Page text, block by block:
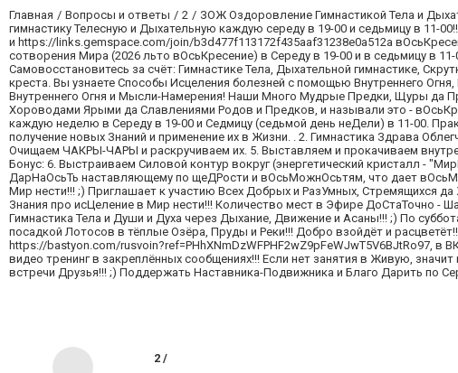
Главная Вопросы и ответы 2
ЗОЖ Оздоровление Гимнастикой Тела и
гимнастику Телесную и Дыхательную каждую середу в 19-00 и седьмицу в 11-
и https://links.gemspace.com/join/b3d477f113172f435aaf31238e0a512a
сотворения Мира (2026 льто вОсьКресение) в Середу в 19-00 и в седьмицу в
Самовосстановитесь за счёт: Гимнастике Тела, Дыхательной гимнастике,
креста. Вы узнаете Способы Исцеления болезней с помощью Внутреннего
Внутреннего Огня и Мысли-Намерения! Наши Много Мудрые Предки, Щуры да
Хороводами Ярыми да Славлениями Родов и Предков, и называли это -
каждую неделю в Середу в 19-00 и Седмицу (седьмой день неДели) в 11-00.
получение новых Знаний и применение их в Жизни. . 2. Гимнастика Здрава
Очищаем ЧАКРЫ-ЧАРЫ и раскручиваем их. 5. Выставляем и прокачиваем
Бонус: 6. Выстраиваем Силовой контур вокруг (энергетический кристалл -
ДарНаОсьТь наставляющему по щеДРости и вОсьМожнОсьтям, что дает
Мир нести!!! ;) Приглашает к участию Всех Добрых и РазУмных, Стремящихся
Знания про исЦеление в Мир нести!!! Количество мест в Эфире ДоСтаТочно -
Гимнастика Тела и Души и Духа через Дыхание, Движение и Асаны!!! ;) По
посадкой Лотосов в тёплые Озёра, Пруды и Реки!!! Добро взойдёт и
https://bastyon.com/rusvoin?ref=PHhXNmDzWFPHF2wZ9pFeWJwT5V6BJtRo97,
видео тренинг в закреплённых сообщениях!!! Если нет занятия в Живую,
встречи Друзья!!! ;) Поддержать Наставника-Подвижника и Благо Дарить по
2 /